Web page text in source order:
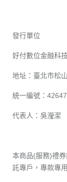
發行單位
好付數位金融科
地址：臺北市松
統一編號：
代表人：吳瀅潔
本商品(服務)禮
託專戶，專款專